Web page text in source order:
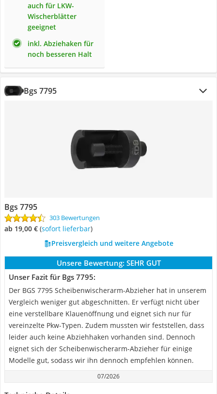
auch für LKW-
Wischerblätter
geeignet
inkl. Abziehaken für
noch besseren Halt
Bgs 7795
Bgs 7795
303 Bewertungen
ab 19,00 € ( Sofort lieferbar)
Preisvergleich und weitere Angebote
Unsere Bewertung: SEHR GUT
Unser Fazit für Bgs 7795:
Der BGS 7795 Scheibenwischerarm-Abzieher hat in unserem
Vergleich weniger gut abgeschnitten. Er verfügt nicht über
eine verstellbare Klauenöffnung und eignet sich nur für
vereinzelte Pkw-Typen. Zudem mussten wir feststellen, dass
leider auch keine Abziehhaken vorhanden sind. Dennoch
eignet sich der Scheibenwischerarm-Abzieher für einige
Modelle gut, sodass wir ihn dennoch empfehlen können.
07/2026